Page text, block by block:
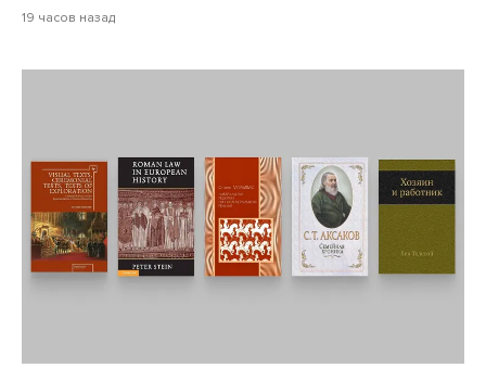
19 часов назад